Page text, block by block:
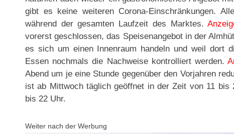
gibt es keine weiteren Corona-Einschränkungen.
während der gesamten Laufzeit des Marktes.
vorerst geschlossen, das Speisenangebot in der
es sich um einen Innenraum handeln und weil dort
Essen nochmals die Nachweise kontrolliert werden.
Abend um je eine Stunde gegenüber den Vorjahren
ist ab Mittwoch täglich geöffnet in der Zeit von 11 bis
bis 22 Uhr.
Weiter nach der Werbung